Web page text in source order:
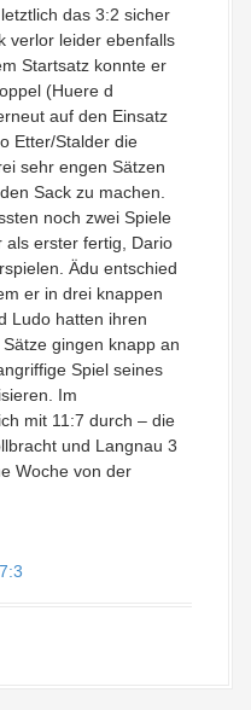
das 3:2 sicher
verlor leider ebenfalls
Startsatz konnte er
(Huere d
auf den Einsatz
Etter/Stalder die
sehr engen Sätzen
Sack zu machen.
noch zwei Spiele
als erster fertig, Dario
Ädu entschied
er in drei knappen
Ludo hatten ihren
gingen knapp an
Spiel seines
Im
mit 11:7 durch – die
und Langnau 3
Woche von der
7:3